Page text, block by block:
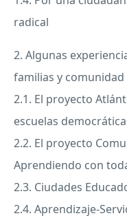
radical
2. Algunas
familias y comunidad
2.1. El proyecto
escuelas
2.2. El proyecto
Aprendiendo con
2.3. Ciudades
2.4. Aprendizaje-